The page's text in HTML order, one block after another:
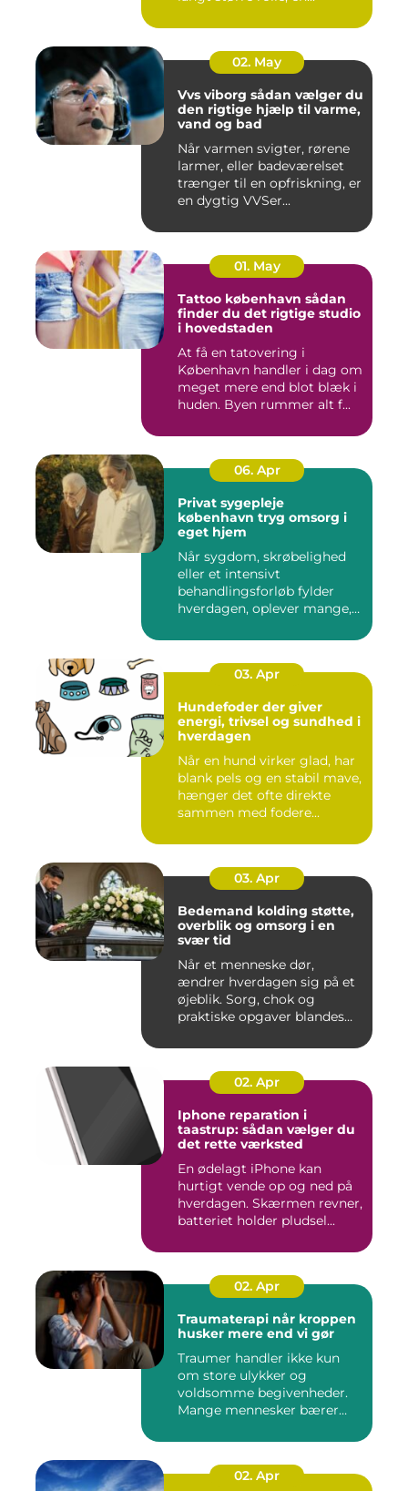
02. May
Vvs viborg sådan vælger du
den rigtige hjælp til varme,
vand og bad
Når varmen svigter, rørene
larmer, eller badeværelset
trænger til en opfriskning, er
en dygtig VVSer...
01. May
Tattoo københavn sådan
finder du det rigtige studio
i hovedstaden
At få en tatovering i
København handler i dag om
meget mere end blot blæk i
huden. Byen rummer alt f...
06. Apr
Privat sygepleje
københavn tryg omsorg i
eget hjem
Når sygdom, skrøbelighed
eller et intensivt
behandlingsforløb fylder
hverdagen, oplever mange,
03. Apr
Hundefoder der giver
energi, trivsel og sundhed i
hverdagen
Når en hund virker glad, har
blank pels og en stabil mave,
hænger det ofte direkte
sammen med fodere...
03. Apr
Bedemand kolding støtte,
overblik og omsorg i en
svær tid
Når et menneske dør,
ændrer hverdagen sig på et
øjeblik. Sorg, chok og
praktiske opgaver blandes
02. Apr
Iphone reparation i
taastrup: sådan vælger du
det rette værksted
En ødelagt iPhone kan
hurtigt vende op og ned på
hverdagen. Skærmen revner,
batteriet holder pludsel...
02. Apr
Traumaterapi når kroppen
husker mere end vi gør
Traumer handler ikke kun
om store ulykker og
voldsomme begivenheder.
Mange mennesker bærer
02. Apr